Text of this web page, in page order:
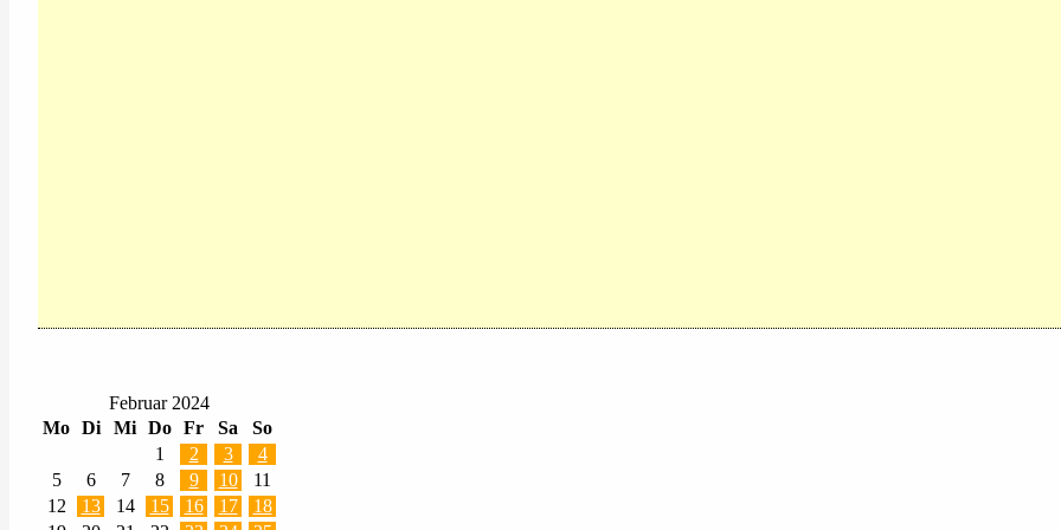
Februar 2024
Mo Di Mi Do Fr Sa
So
1
2 3
4
5
6 7 8 9 10
11
12
13 14 15 16 17
18